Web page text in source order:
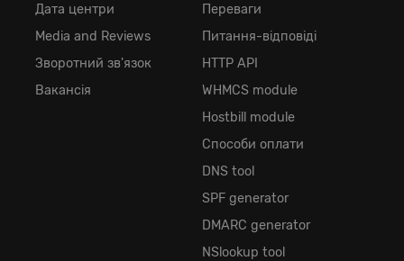
Дата центри
Media and Reviews
Зворотний зв'язок
Вакансія
Переваги
Питання-відповіді
HTTP API
WHMCS module
Hostbill module
Способи оплати
DNS tool
SPF generator
DMARC generator
NSlookup tool